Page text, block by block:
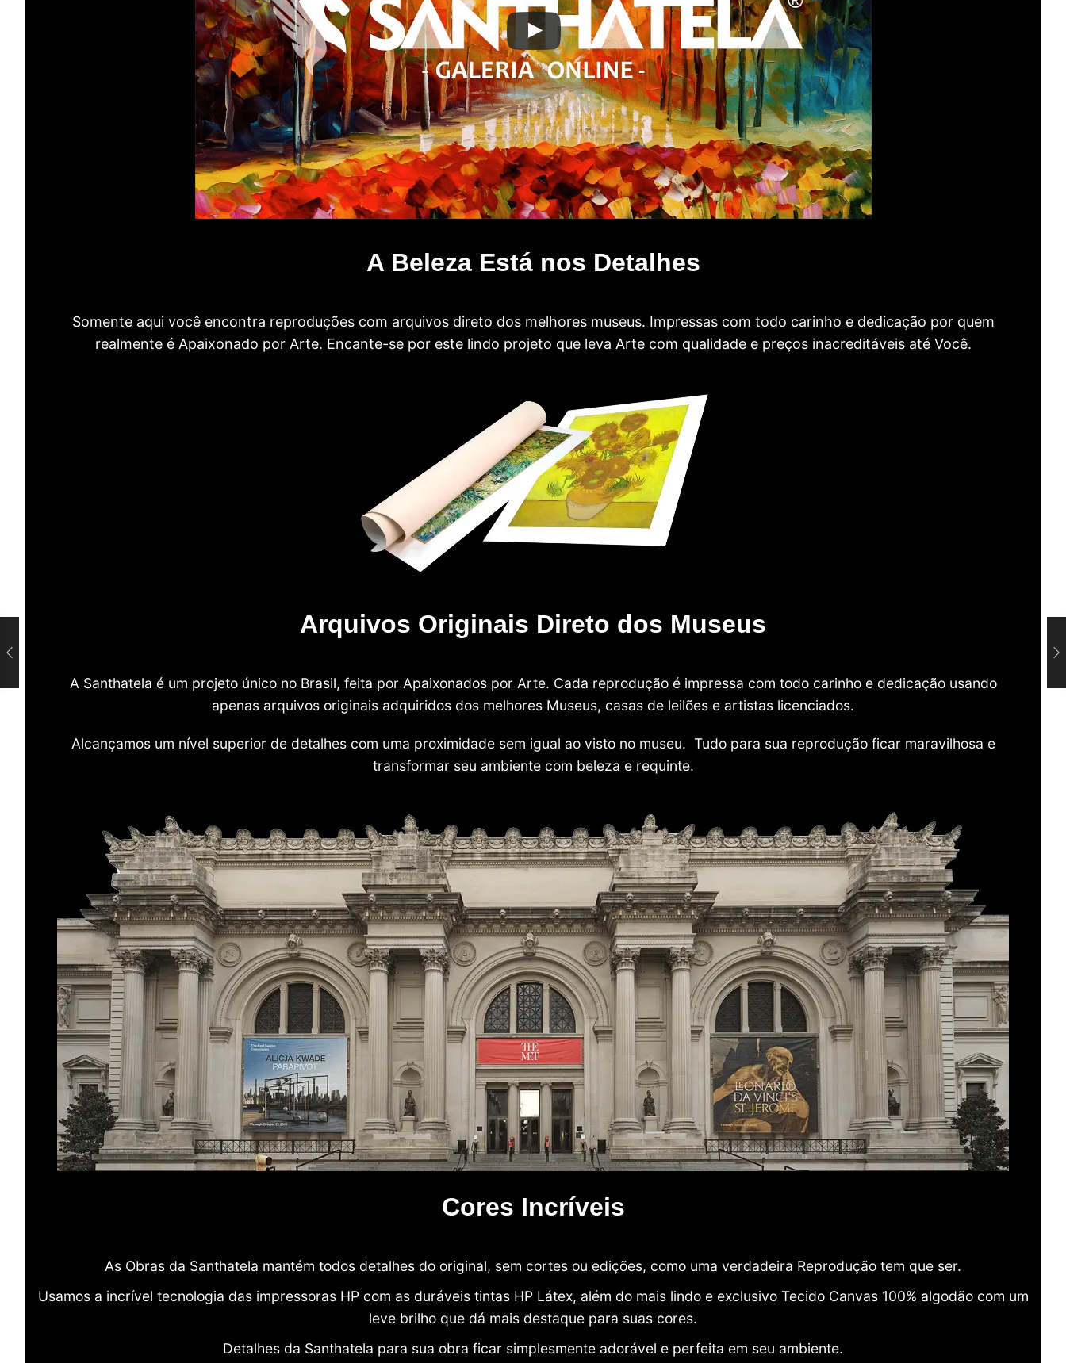
A Beleza Está nos Detalhes
Somente aqui você encontra reproduções com arquivos direto dos melhores museus. Impressas com todo carinho e dedicação por quem
realmente é Apaixonado por Arte. Encante-se por este lindo projeto que leva Arte com qualidade e preços inacreditáveis até Você.
Arquivos Originais Direto dos Museus
A Santhatela é um projeto único no Brasil, feita por Apaixonados por Arte. Cada reprodução é impressa com todo carinho e dedicação usando
apenas arquivos originais adquiridos dos melhores Museus, casas de leilões e artistas licenciados.
Alcançamos um nível superior de detalhes com uma proximidade sem igual ao visto no museu. Tudo para sua reprodução ficar maravilhosa e
transformar seu ambiente com beleza e requinte.
Cores Incríveis
As Obras da Santhatela mantém todos detalhes do original, sem cortes ou edições, como uma verdadeira Reprodução tem que ser.
Usamos a incrível tecnologia das impressoras HP com as duráveis tintas HP Látex, além do mais lindo e exclusivo Tecido Canvas 100% algodão com um
leve brilho que dá mais destaque para suas cores.
Detalhes da Santhatela para sua obra ficar simplesmente adorável e perfeita em seu ambiente.